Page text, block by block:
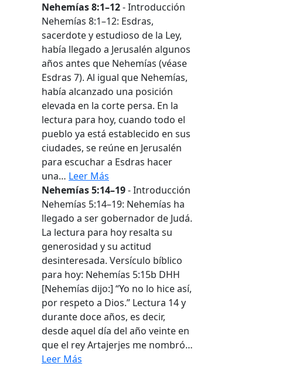
Nehemías 8:1–12- Introducción
Nehemías 8:1–12: Esdras,
sacerdote y estudioso de la Ley,
había llegado a Jerusalén algunos
años antes que Nehemías (véase
Esdras 7). Al igual que Nehemías,
había alcanzado una posición
elevada en la corte persa. En la
lectura para hoy, cuando todo el
pueblo ya está establecido en sus
ciudades, se reúne en Jerusalén
para escuchar a Esdras hacer
una… Leer Más
Nehemías 5:14–19- Introducción
Nehemías 5:14–19: Nehemías ha
llegado a ser gobernador de Judá.
La lectura para hoy resalta su
generosidad y su actitud
desinteresada. Versículo bíblico
para hoy: Nehemías 5:15b DHH
[Nehemías dijo:] “Yo no lo hice así,
por respeto a Dios.” Lectura 14 y
durante doce años, es decir,
desde aquel día del año veinte en
que el rey Artajerjes me nombró…
Leer Más